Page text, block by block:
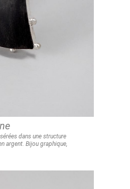
dans une structure
argent. Bijou graphique,